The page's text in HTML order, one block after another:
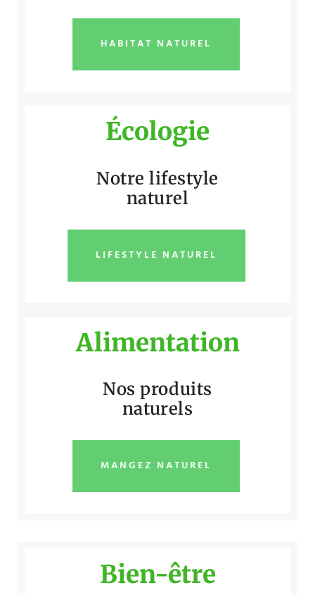
HABITAT NATUREL
Écologie
Notre lifestyle
naturel
LIFESTYLE NATUREL
Alimentation
Nos produits
naturels
MANGEZ NATUREL
Bien-être